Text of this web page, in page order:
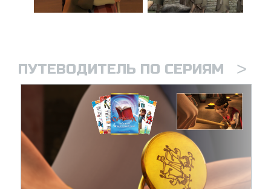
ПУТЕВОДИТЕЛЬ ПО СЕРИЯМ >